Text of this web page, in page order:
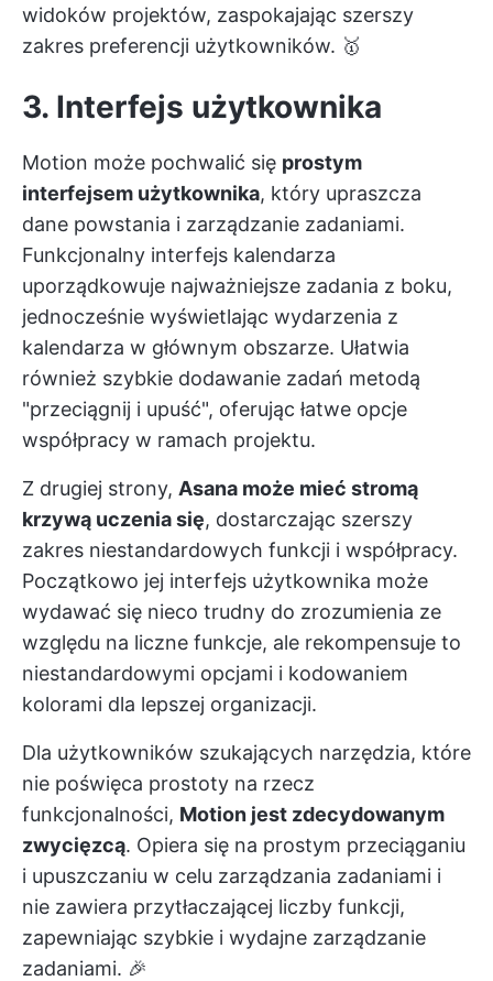
widoków projektów, zaspokajając szerszy
zakres preferencji użytkowników. 🥇
3. Interfejs użytkownika
Motion może pochwalić się prostym
interfejsem użytkownika, który upraszcza
dane powstania i zarządzanie zadaniami.
Funkcjonalny interfejs kalendarza
uporządkowuje najważniejsze zadania z boku,
jednocześnie wyświetlając wydarzenia z
kalendarza w głównym obszarze. Ułatwia
również szybkie dodawanie zadań metodą
"przeciągnij i upuść", oferując łatwe opcje
współpracy w ramach projektu.
Z drugiej strony, Asana może mieć stromą
krzywą uczenia się, dostarczając szerszy
zakres niestandardowych funkcji i współpracy.
Początkowo jej interfejs użytkownika może
wydawać się nieco trudny do zrozumienia ze
względu na liczne funkcje, ale rekompensuje to
niestandardowymi opcjami i kodowaniem
kolorami dla lepszej organizacji.
Dla użytkowników szukających narzędzia, które
nie poświęca prostoty na rzecz
funkcjonalności, Motion jest zdecydowanym
zwycięzcą. Opiera się na prostym przeciąganiu
i upuszczaniu w celu zarządzania zadaniami i
nie zawiera przytłaczającej liczby funkcji,
zapewniając szybkie i wydajne zarządzanie
zadaniami. 🎉